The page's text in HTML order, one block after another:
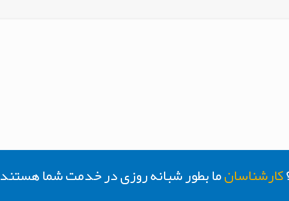
کارشناسانما بطور شبانه روزی در خدمت شما هستند